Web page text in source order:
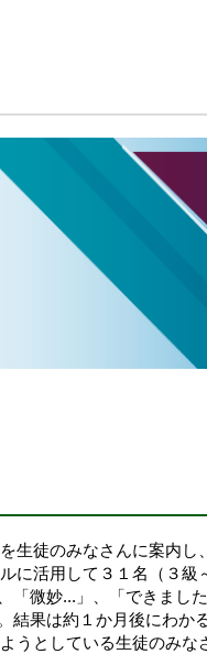
生徒のみなさんに案内し
に活用して ３１名（３級
「微妙...」、「できまし
果は約１か月後にわか
うとしている生徒のみな